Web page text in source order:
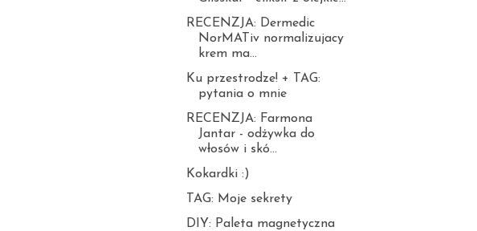
RECENZJA: Dermedic
NorMATiv normalizujacy
krem ma...
Ku przestrodze! + TAG:
pytania o mnie
RECENZJA: Farmona
Jantar - odżywka do
włosów i skó...
Kokardki :)
TAG: Moje sekrety
DIY: Paleta magnetyczna